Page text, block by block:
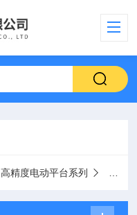
高精度电动平台系列